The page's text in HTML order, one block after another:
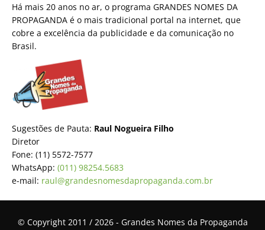
Há mais 20 anos no ar, o programa GRANDES NOMES DA
PROPAGANDA é o mais tradicional portal na internet, que
cobre a excelência da publicidade e da comunicação no
Brasil.
Sugestões de Pauta: Raul Nogueira Filho
Diretor
Fone: (11) 5572-7577
WhatsApp: (011) 98254.5683
e-mail: raul@grandesnomesdapropaganda.com.br
© Copyright 2011 / 2026 - Grandes Nomes da Propaganda